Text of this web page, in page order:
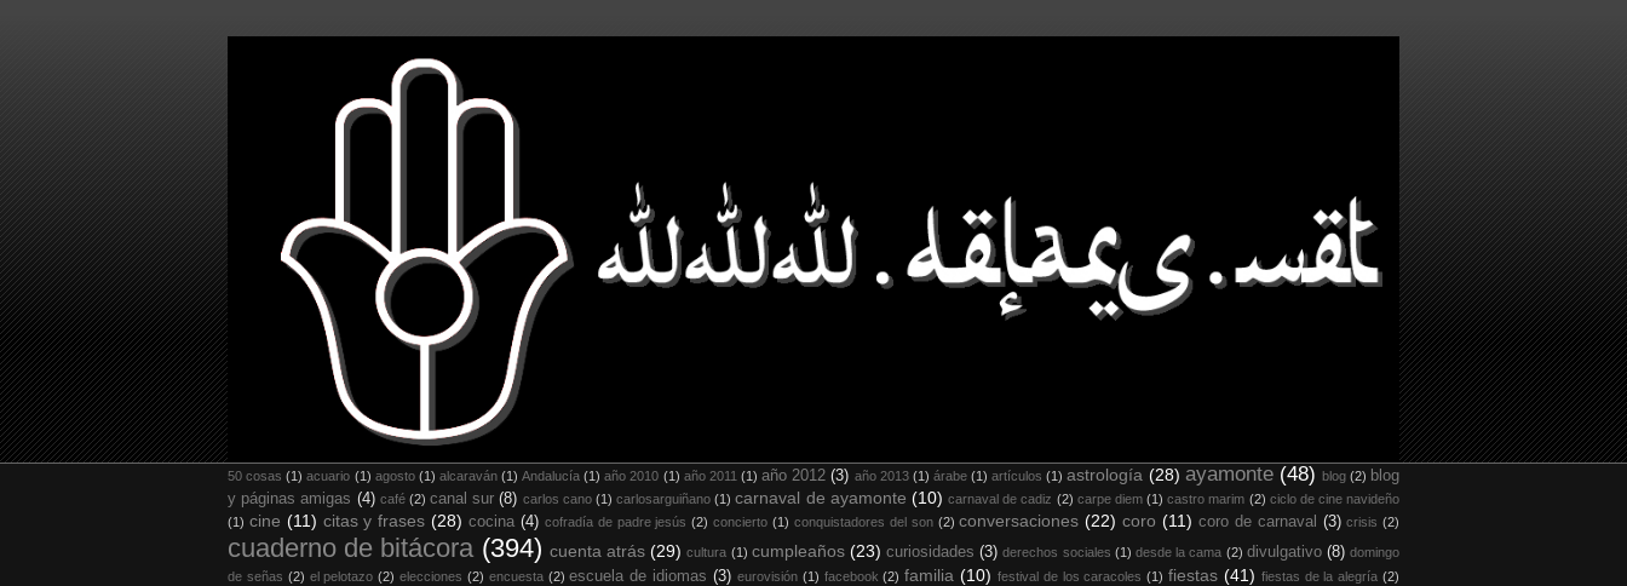
50 cosas (1) acuario (1) agosto (1) alcaraván (1) Andalucía (1) año 2010 (1) año 2011 (1) año 2012 (3) año 2013 (1) árabe (1) artículos (1) astrología (28) ayamonte (48) blog (2) blog
y páginas amigas (4) café (2) canal sur (8) carlos cano (1) carlosarguiñano (1) carnaval de ayamonte (10) carnaval de cadiz (2) carpe diem (1) castro marim (2) ciclo de cine navideño
(1) cine (11) citas y frases (28) cocina (4) cofradía de padre jesús (2) concierto (1) conquistadores del son (2) conversaciones (22) coro (11) coro de carnaval (3) crisis (2)
cuaderno de bitácora (394) cuenta atrás (29) cultura (1) cumpleaños (23) curiosidades (3) derechos sociales (1) desde la cama (2) divulgativo (8) domingo
de señas (2) el pelotazo (2) elecciones (2) encuesta (2) escuela de idiomas (3) eurovisión (1) facebook (2) familia (10) festival de los caracoles (1) fiestas (41) fiestas de la alegría (2)